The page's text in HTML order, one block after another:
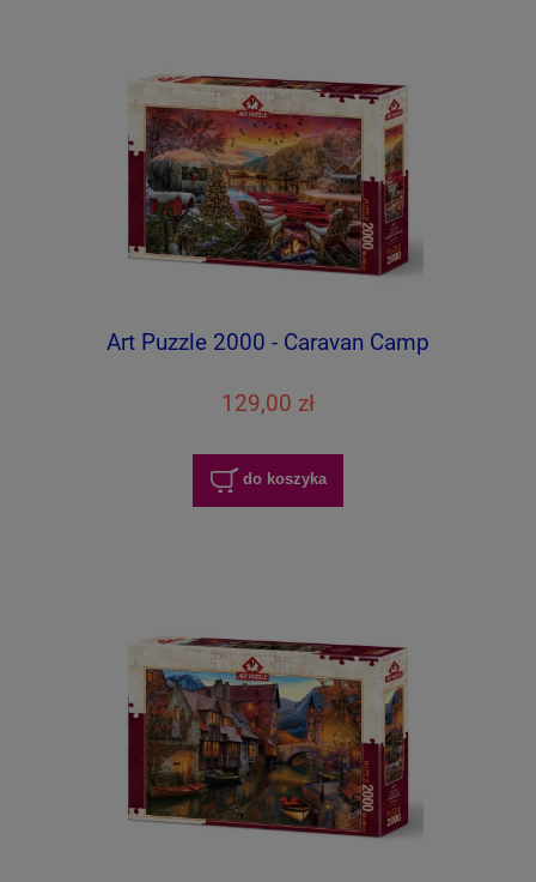
Art Puzzle 2000 - Caravan Camp
129,00 zł
do koszyka